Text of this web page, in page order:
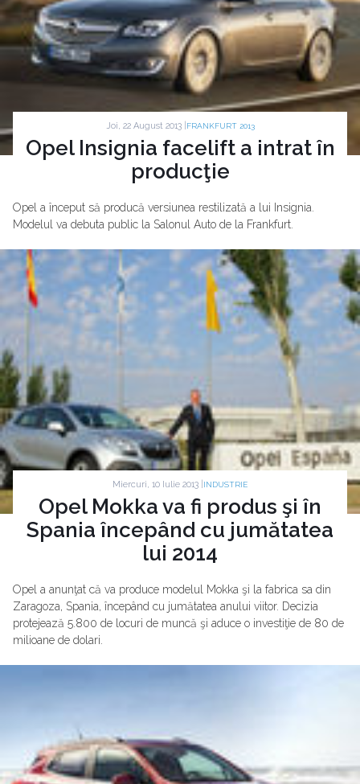
Joi, 22 August 2013 | FRANKFURT 2013
Opel Insignia facelift a intrat în
producţie
Opel a început să producă versiunea restilizată a lui Insignia.
Modelul va debuta public la Salonul Auto de la Frankfurt.
Miercuri, 10 Iulie 2013 | INDUSTRIE
Opel Mokka va fi produs şi în
Spania începând cu jumătatea
lui 2014
Opel a anunţat că va produce modelul Mokka şi la fabrica sa din
Zaragoza, Spania, începând cu jumătatea anului viitor. Decizia
protejează 5.800 de locuri de muncă şi aduce o investiţie de 80 de
milioane de dolari.